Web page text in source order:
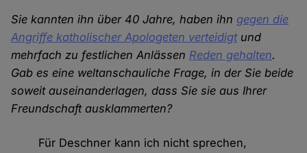
Sie kannten ihn über 40 Jahre, haben ihn gegen die
Angriffe katholischer Apologeten verteidigtund
mehrfach zu festlichen Anlässen Reden gehalten.
Gab es eine weltanschauliche Frage, in der Sie beide
soweit auseinanderlagen, dass Sie sie aus Ihrer
Freundschaft ausklammerten?
Für Deschner kann ich nicht sprechen,